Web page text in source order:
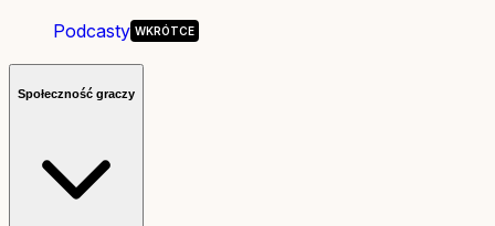
Podcasty
Społeczność graczy